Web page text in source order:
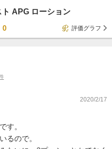
APG ローション
0
評価グラフ
2020/2/17
す。
るので。